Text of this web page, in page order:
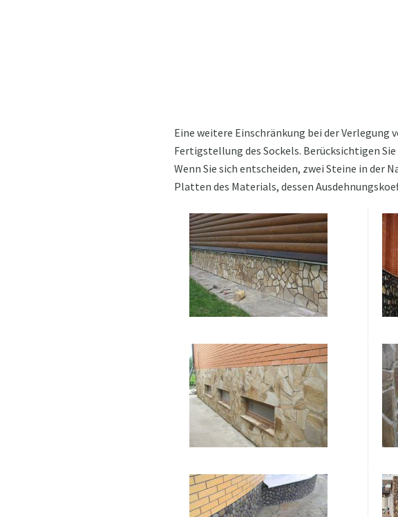
Eine weitere Einschränkung bei der
Fertigstellung des Sockels. Berücksichtigen
Wenn Sie sich entscheiden, zwei Steine ​​in der
Platten des Materials, dessen